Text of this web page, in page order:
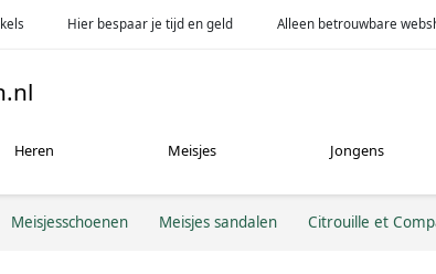
Hier bespaar je tijd en geld Alleen betrouwbare
Heren Meisjes Jongens
Meisjesschoenen Meisjes sandalen Citrouille et